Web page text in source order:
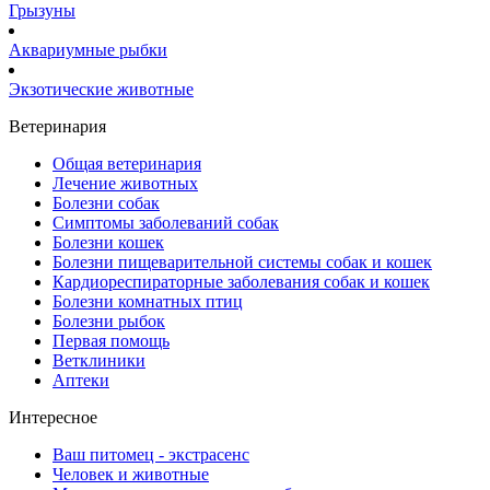
Грызуны
Аквариумные рыбки
Экзотические животные
Ветеринария
Общая ветеринария
Лечение животных
Болезни собак
Симптомы заболеваний собак
Болезни кошек
Болезни пищеварительной системы собак и кошек
Кардиореспираторные заболевания собак и кошек
Болезни комнатных птиц
Болезни рыбок
Первая помощь
Ветклиники
Аптеки
Интересное
Ваш питомец - экстрасенс
Человек и животные